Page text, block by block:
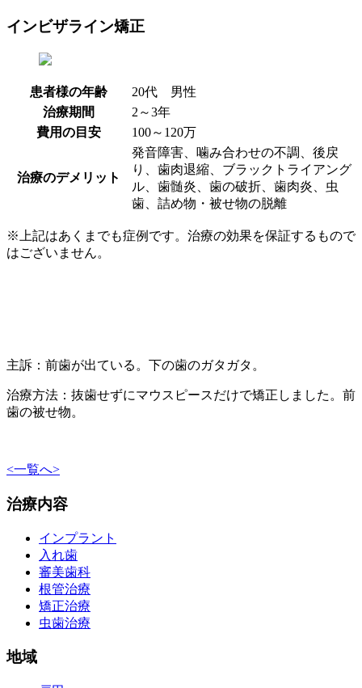
インビザライン矯正
患者様の年齢
20代 男性
治療期間
2～3年
費用の目安
100～120万
治療のデメリット
発音障害、噛み合わせの不調、後戻
り、歯肉退縮、ブラックトライアング
ル、歯髄炎、歯の破折、歯肉炎、虫
歯、詰め物・被せ物の脱離
※上記はあくまでも症例です。治療の効果を保証するもので
はございません。
主訴：前歯が出ている。下の歯のガタガタ。
治療方法：抜歯せずにマウスピースだけで矯正しました。前
歯の被せ物。
<一覧へ>
治療内容
インプラント
入れ歯
審美歯科
根管治療
矯正治療
虫歯治療
地域